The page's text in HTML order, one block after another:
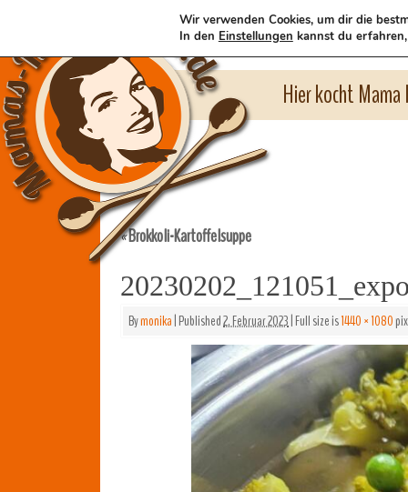
Hier kocht
«Brokkoli-Kartoffelsuppe
Bymonika|Published2. Februar 2023|Full size is1440 × 1080
Wir verwenden Cookies, um dir die
In den Einstellungen kannst du